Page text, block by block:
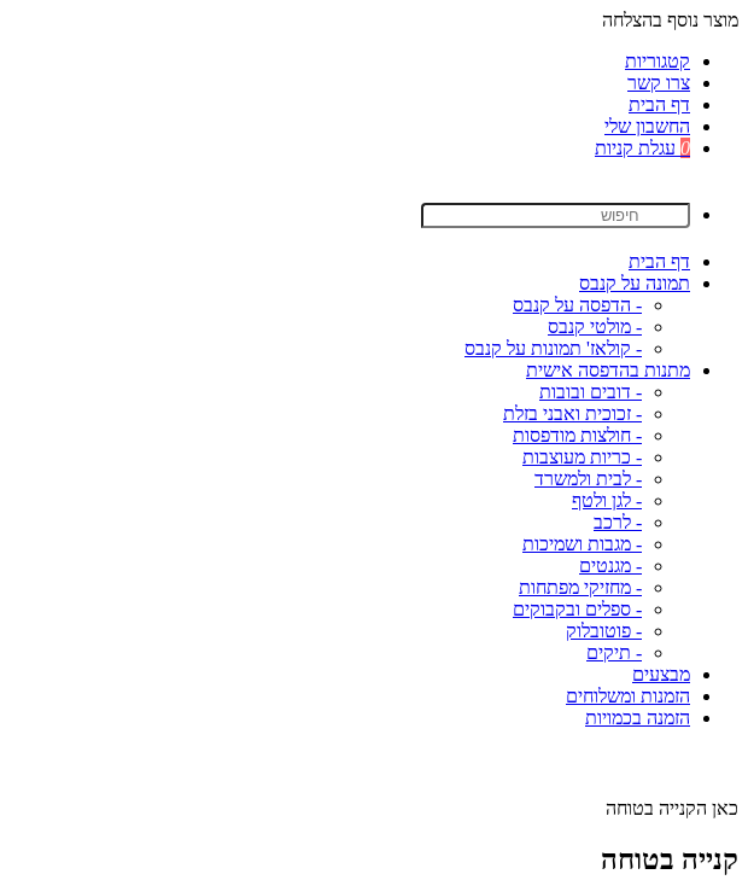
מוצר נוסף בהצלחה
קטגוריות
צרו קשר
דף הבית
החשבון שלי
0 עגלת קניות
דף הבית
תמונה על קנבס
- הדפסה על קנבס
- מולטי קנבס
- קולאז' תמונות על קנבס
מתנות בהדפסה אישית
- דובים ובובות
- זכוכית ואבני בזלת
- חולצות מודפסות
- כריות מעוצבות
- לבית ולמשרד
- לגן ולטף
- לרכב
- מגבות ושמיכות
- מגנטים
- מחזיקי מפתחות
- ספלים ובקבוקים
- פוטובלוק
- תיקים
מבצעים
הזמנות ומשלוחים
הזמנה בכמויות
כאן הקנייה בטוחה
קנייה בטוחה